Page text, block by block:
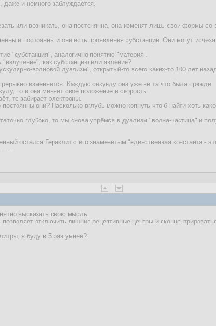
даже и немного заблуждается.
или возникать, она постонянна, она изменят лишь свои формы
и постоянны и они есть проявления субстанции. Они могут
"субстанция", аналогично понятию "материя".
"излучение", как субстанцию или явление?
волновой дуализм", открытый-то всего каких-то 100 лет
изменяется. Каждую секунду она уже не та что была прежде.
то и она меняет своё положение и скорость.
то забирает электроны.
они? Насколько вглубь можно копнуть что-б найти хоть
глубоко, то мы снова упрёмся в дуализм "волна-частица" и
остался Гераклит с его знаменитым "единственная константа -
высказать свою мысль.
позволяет отключить лишние рецептивные центры и
я буду в 5 раз умнее?